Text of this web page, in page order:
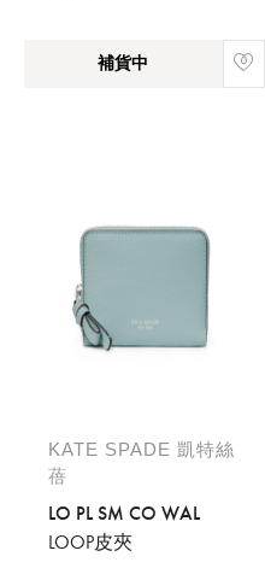
補貨中
KATE SPADE 凱特絲
蓓
LO PL SM CO WAL
LOOP皮夾